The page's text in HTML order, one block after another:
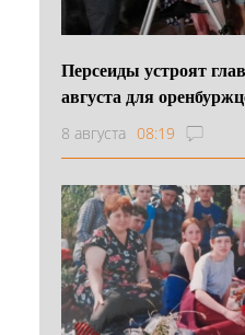
Персеиды устроят
августа для
8 августа 08:19